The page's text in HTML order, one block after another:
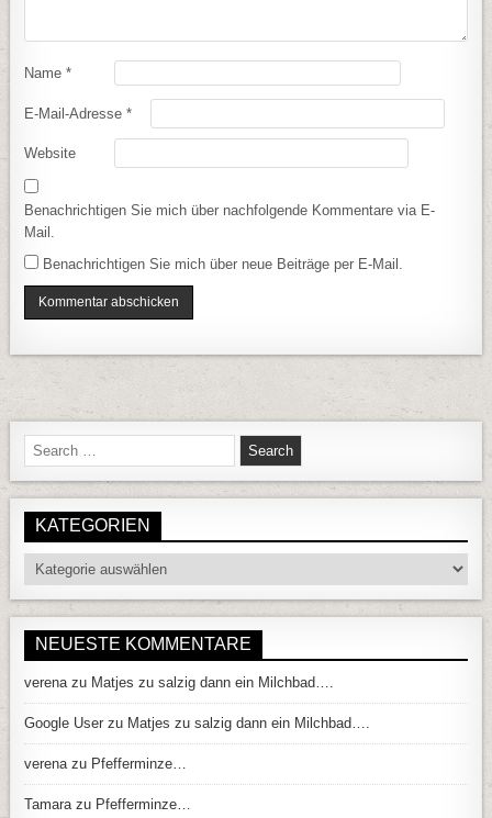
Name*
E-Mail-Adresse*
Website
Benachrichtigen Sie mich über nachfolgende Kommentare via E-
Mail.
Benachrichtigen Sie mich über neue Beiträge per E-Mail.
Search for:
KATEGORIEN
Kategorien
NEUESTE KOMMENTARE
verenazu Matjes zu salzig dann ein Milchbad….
Google User zu Matjes zu salzig dann ein Milchbad….
verenazu Pfefferminze…
Tamarazu Pfefferminze…